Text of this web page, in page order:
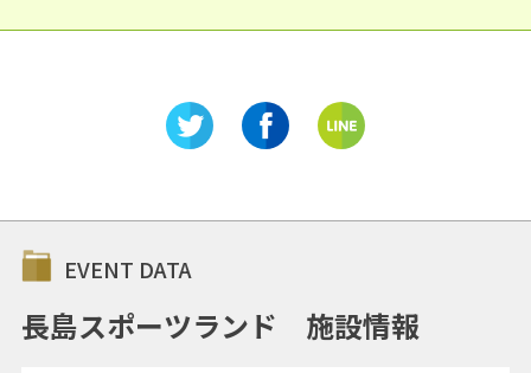
EVENT DATA
長島スポーツランド 施設情報